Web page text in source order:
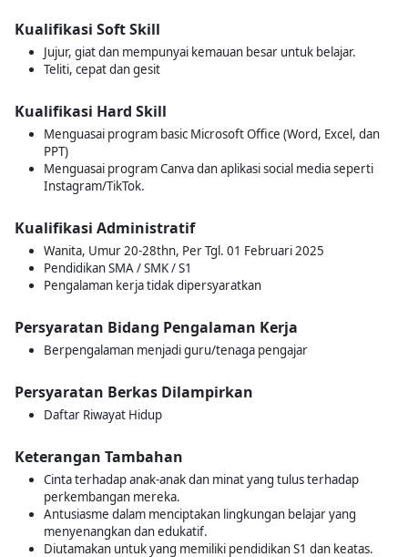
Kualifikasi Soft Skill
Jujur, giat dan mempunyai kemauan besar untuk belajar.
Teliti, cepat dan gesit
Kualifikasi Hard Skill
Menguasai program basic Microsoft Office (Word, Excel, dan
PPT)
Menguasai program Canva dan aplikasi social media seperti
Instagram/TikTok.
Kualifikasi Administratif
Wanita, Umur 20-28thn, Per Tgl. 01 Februari 2025
Pendidikan SMA / SMK / S1
Pengalaman kerja tidak dipersyaratkan
Persyaratan Bidang Pengalaman Kerja
Berpengalaman menjadi guru/tenaga pengajar
Persyaratan Berkas Dilampirkan
Daftar Riwayat Hidup
Keterangan Tambahan
Cinta terhadap anak-anak dan minat yang tulus terhadap
perkembangan mereka.
Antusiasme dalam menciptakan lingkungan belajar yang
menyenangkan dan edukatif.
Diutamakan untuk yang memiliki pendidikan S1 dan keatas.